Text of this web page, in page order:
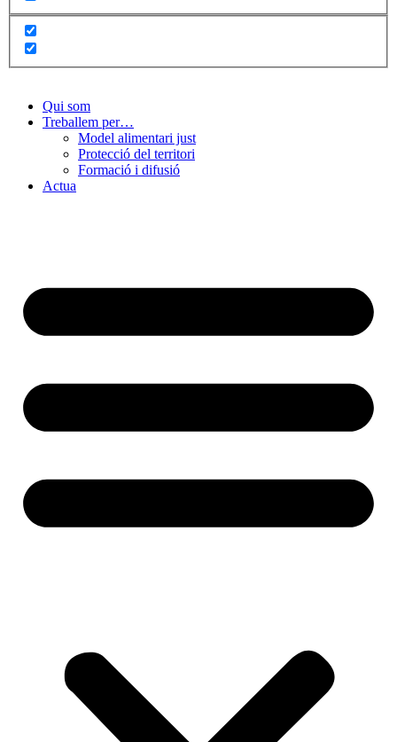
Qui som
Treballem per…
Model alimentari just
Protecció del territori
Formació i difusió
Actua